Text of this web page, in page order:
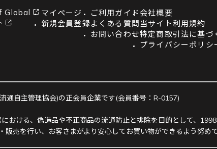
Global
マイページ
新規会員登録
ご利用ガイド
よくある質問
お問い合わせ
会社概要
当サイト利用規約
特定商取引法に基づ
プライバシーポリシ
通自主管理協会)の正会員企業です(会員番号：R-0157)
おける、偽造品や不正商品の流通防止と排除を目的として、1998
売を行い、お客さまがより安心してお買い物ができるよう努めて